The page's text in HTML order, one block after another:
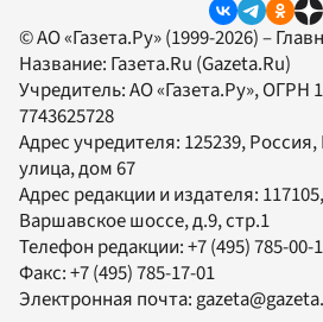
© АО «Газета.Ру» (1999-2026) –
Название: Газета.Ru (Gazeta.Ru)
Учредитель:АО «Газета.Ру», ОГРН
7743625728
Адрес учредителя: 125239,
улица, дом 67
Адрес редакции и издателя: 117105
Варшавское шоссе, д.9, стр.1
Телефон редакции:+7 (495) 785-00-
Факс:+7 (495) 785-17-01
Электронная почта: